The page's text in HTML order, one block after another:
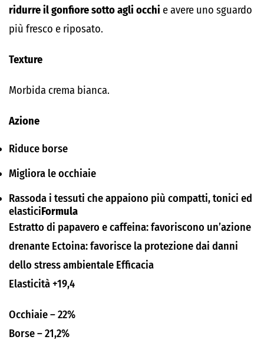
ridurre il gonfiore sotto agli occhi e avere uno sguardo
più fresco e riposato.
Texture
Morbida crema bianca.
Azione
Riduce borse
Migliora le occhiaie
Rassoda i tessuti che appaiono più compatti, tonici ed
elasticiFormula
Estratto di papavero e caffeina: favoriscono un’azione
drenante Ectoina: favorisce la protezione dai danni
dello stress ambientale Efficacia
Elasticità +19,4
Occhiaie – 22%
Borse – 21,2%